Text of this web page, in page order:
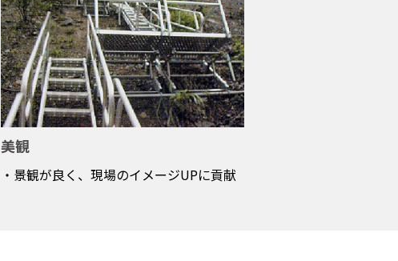
美観
・景観が良く、現場のイメージUPに貢献